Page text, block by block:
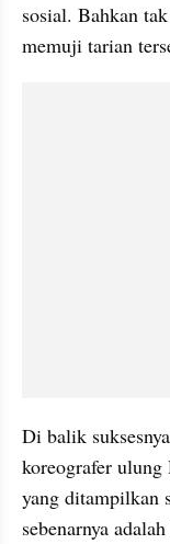
sosial. Bahkan
memuji tarian
Di balik
koreografer
yang ditampilkan
sebenarnya